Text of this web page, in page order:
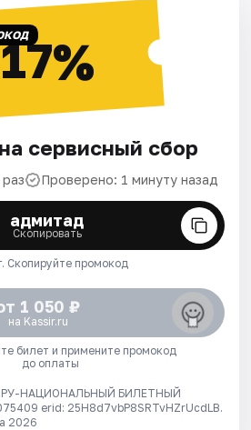
17%
сервисный сбор
Проверено: 1 минуту назад
адмитад
Скопировать
Скопируйте промокод
1 050 ₽
на Kassir.ru
билет и примените промокод
до оплаты
НАЦИОНАЛЬНЫЙ БИЛЕТНЫЙ
erid: 25H8d7vbP8SRTvHZrUcdLB.
2026